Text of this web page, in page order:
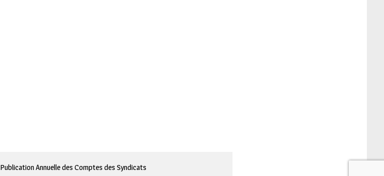
Publication Annuelle des Comptes des Syndicats